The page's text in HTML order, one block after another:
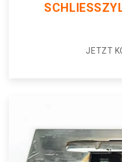
JETZT